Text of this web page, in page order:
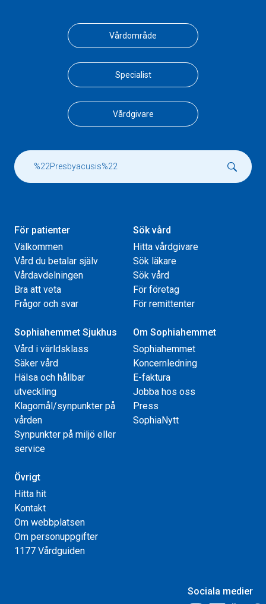
Vårdområde
Specialist
Vårdgivare
För patienter
Välkommen
Vård du betalar själv
Vårdavdelningen
Bra att veta
Frågor och svar
Sök vård
Hitta vårdgivare
Sök läkare
Sök vård
För företag
För remittenter
Sophiahemmet Sjukhus
Vård i världsklass
Säker vård
Hälsa och hållbar
utveckling
Klagomål/synpunkter på
vården
Synpunkter på miljö eller
service
Om Sophiahemmet
Sophiahemmet
Koncernledning
E-faktura
Jobba hos oss
Press
SophiaNytt
Övrigt
Hitta hit
Kontakt
Om webbplatsen
Om personuppgifter
1177 Vårdguiden
Sociala medier